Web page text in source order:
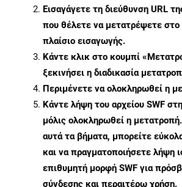
Εισαγάγετε τη διεύθυνση URL
που θέλετε να μετατρέψετε στο
πλαίσιο εισαγωγής.
Κάντε κλικ στο κουμπί
ξεκινήσει η διαδικασία
Περιμένετε να ολοκληρωθεί η
Κάντε λήψη του αρχείου SWF
μόλις ολοκληρωθεί η
αυτά τα βήματα, μπορείτε
και να πραγματοποιήσετε λήψη
επιθυμητή μορφή SWF για
σύνδεσης και περαιτέρω χρήση.